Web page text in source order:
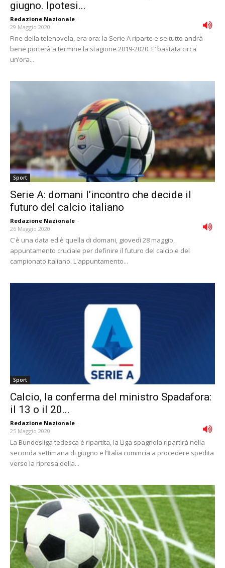
giugno. Ipotesi...
Redazione Nazionale -
29 Maggio 2020
Fine della telenovela, era ora: la Serie A riparte e se tutto andrà
bene porterà a termine la stagione 2019-2020. E’ bastata circa
un’ora...
Sport
Serie A: domani l’incontro che decide il
futuro del calcio italiano
Redazione Nazionale -
26 Maggio 2020
C'è una data ed è quella di domani, giovedì 28 maggio,
appuntamento cruciale per definire il futuro del calcio e del
campionato italiano. L'appuntamento...
Sport
Calcio, la conferma del ministro Spadafora:
il 13 o il 20...
Redazione Nazionale -
25 Maggio 2020
La Bundesliga tedesca è ripartita, la Liga spagnola ripartirà nella
seconda settimana di giugno e l’Italia comincia a procedere spedita
verso la ripresa della...